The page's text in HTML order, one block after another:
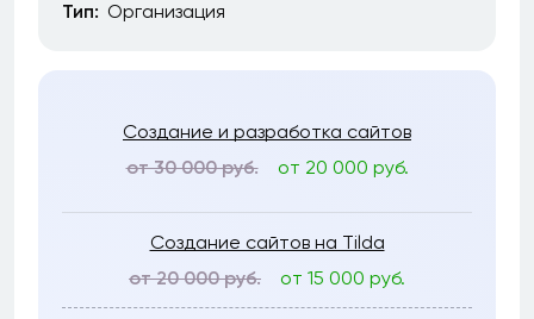
Тип: Организация
Создание и разработка сайтов
от 30 000 руб.
от 20 000 руб.
Создание сайтов на Tilda
от 20 000 руб.
от 15 000 руб.